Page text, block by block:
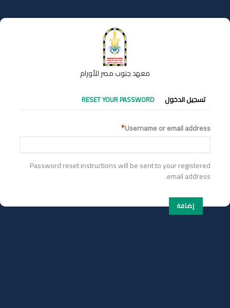
إلى
المحتوى
معهد جنوب مصر للأورام
التبويبات
الأساسية
تسجيل الدخول RESET YOUR PASSWORD
Username or email address
Password reset instructions will be sent to your registered
email address.